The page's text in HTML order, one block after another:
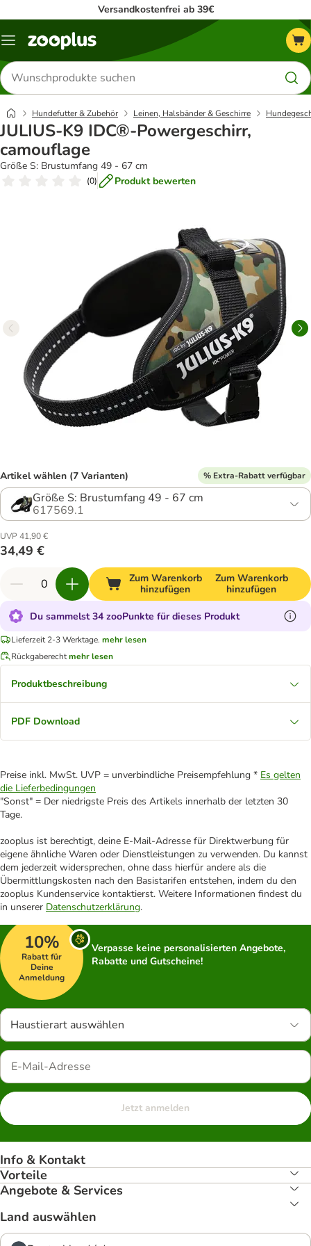
Versandkostenfrei ab 39€
Menü
Produkte
suchen
Hundefutter & Zubehör Leinen, Halsbänder & Geschirre
JULIUS-K9 IDC®-Powergeschirr,
camouflage
Größe S: Brustumfang 49 - 67 cm
(0) Produkt bewerten
Artikel wählen (7 Varianten) % Extra-Rabatt verfügbar
Größe S: Brustumfang 49 - 67 cm
617569.1
UVP 41,90 €
34,49 €
Zum Warenkorb
hinzufügen
Zum Warenkorb
hinzufügen
Du sammelst 34 zooPunkte für dieses Produkt
Lieferzeit 2-3 Werktage. mehr lesen
Rückgaberechtmehr lesen
Produktbeschreibung
PDF Download
Preise inkl. MwSt. UVP = unverbindliche Preisempfehlung * Es gelten
die Lieferbedingungen
"Sonst" = Der niedrigste Preis des Artikels innerhalb der letzten 30
Tage.
zooplus ist berechtigt, deine E-Mail-Adresse für Direktwerbung für
eigene ähnliche Waren oder Dienstleistungen zu verwenden. Du kannst
dem jederzeit widersprechen, ohne dass hierfür andere als die
Übermittlungskosten nach den Basistarifen entstehen, indem du den
zooplus Kundenservice kontaktierst. Weitere Informationen findest du
in unserer Datenschutzerklärung.
10%
Rabatt für
Deine
Anmeldung
Verpasse keine personalisierten Angebote,
Rabatte und Gutscheine!
Haustierart auswählen
Jetzt anmelden
Info & Kontakt
Vorteile
Angebote & Services
Land auswählen